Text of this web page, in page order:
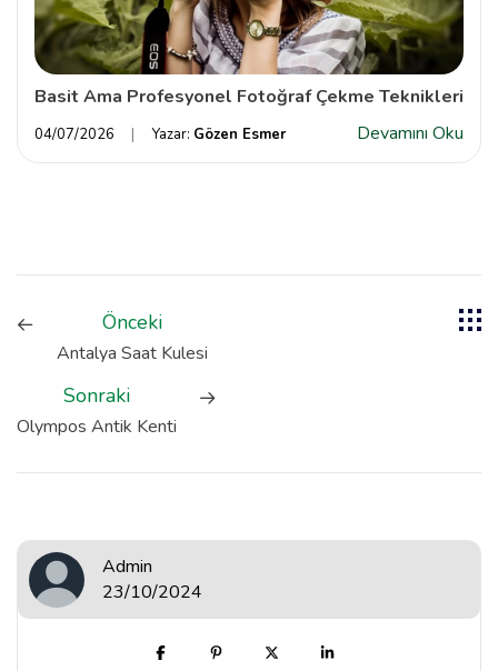
Basit Ama Profesyonel Fotoğraf Çekme Teknikleri
04/07/2026 Yazar: Gözen Esmer Devamını Oku
Önceki
Antalya Saat Kulesi
Sonraki
Olympos Antik Kenti
Admin
23/10/2024